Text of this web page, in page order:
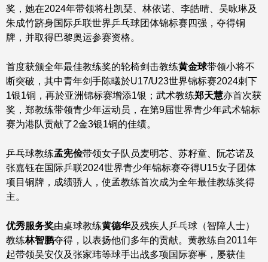
奖，她在2024年带领将杜凯琹、林依诺、李皓晴、吴咏琳及
朱成竹跻身国际乒联世界乒乓球团体锦标赛四强，夺得铜
牌，并取得巴黎奥运参赛资格。
首度获颁全年最佳教练奖的轮椅剑击教练黄金球带领小将不
断突破，其中青年剑手陈㬢於U17/U23世界锦标赛2024刺下
1银1铜，再於亚洲锦标赛增添1银；武术教练郑天慧亦首次获
奖，郑教练带领青少年运动员，在第9届世界青少年武术锦标
赛为港队贡献了2金3银1铜的佳绩。
乒乓球教练孟宪俭带领女子队员麦明芯、苏籽童、阮芯诺及
张嘉钰在国际乒联2024世界青少年锦标赛夺得U15女子团体
项目铜牌，成绩骄人，使孟教练首次成为全年最佳教练奖得
主。
优秀服务奖由桌球教练黄德华及残疾人乒乓球（智障人士）
教练林智鹏夺得，以表扬他们多年的贡献。黄教练自2011年
起带领吴安仪及张家玮等球手出战多项国际赛事，屡获佳